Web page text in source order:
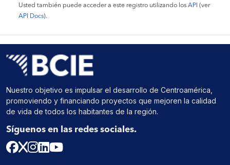
Usted también puede acceder a este registro utilizando los API (ver
API Docs).
Nuestro objetivo es impulsar el desarrollo de Centroamérica,
promoviendo y financiando proyectos que mejoren la calidad
de vida de todos los habitantes de la región.
Síguenos en las redes sociales.